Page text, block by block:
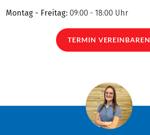
Montag - Freitag: 09:00 - 18:00 Uhr
TERMIN VEREINBAREN